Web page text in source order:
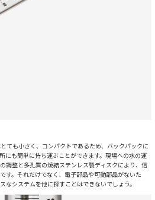
ても小さく、コンパクトであるため、バックパックに
にも簡単に持ち運ぶことができます。現場への水の運
調整と多孔質の焼結ステンレス製ディスクにより、信
す。それだけでなく、電子部品や可動部品がないた
なシステムを他に探すことはできないでしょう。